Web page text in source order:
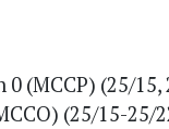
(MCCP) (25/15,
(25/15-25/